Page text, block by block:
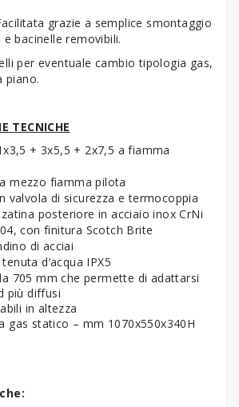
grazie a semplice smontaggio
bacinelle removibili.
per eventuale cambio tipologia gas,
piano.
TECNICHE
+ 3x5,5 + 2x7,5 a fiamma
mezzo fiamma pilota
valvola di sicurezza e termocoppia
posteriore in acciaio inox CrNi
con finitura Scotch Brite
di acciai
d’acqua IPX5
705 mm che permette di adattarsi
più diffusi
in altezza
gas statico – mm 1070x550x340H